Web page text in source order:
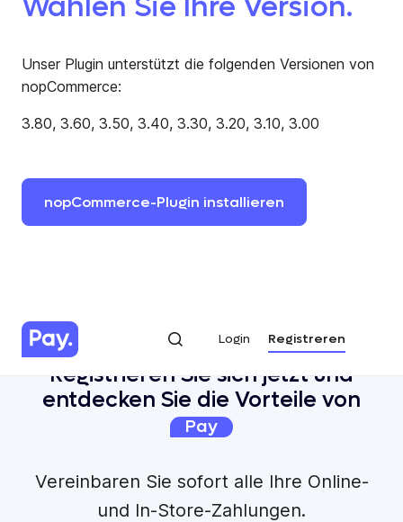
Unser Plugin unterstützt die folgenden Versionen von
nopCommerce:
3.80, 3.60, 3.50, 3.40, 3.30, 3.20, 3.10, 3.00
nopCommerce-Plugin installieren
Login Registreren
Login Registreren
Registrieren Sie sich jetzt und
entdecken Sie die Vorteile von
Pay
Vereinbaren Sie sofort alle Ihre Online-
und In-Store-Zahlungen.